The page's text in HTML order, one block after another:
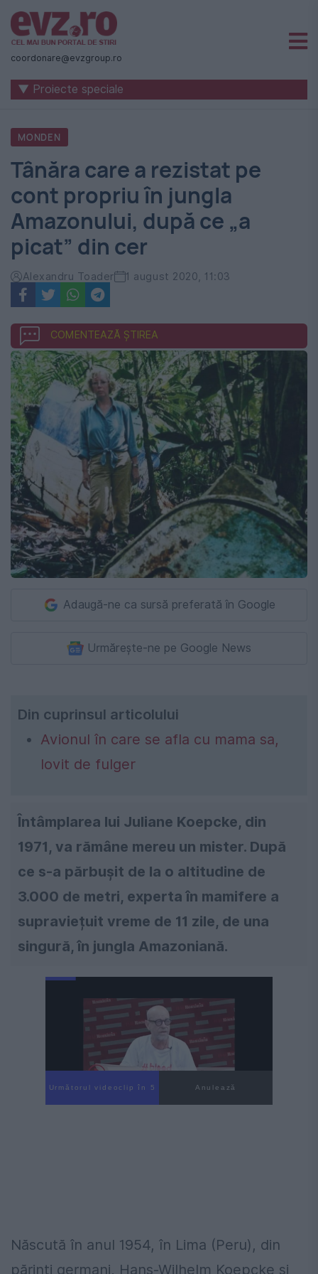
Știri
naționale
internaționale
România
Evenimentul
Zilei
coordonare@evzgroup.ro
▼ Proiecte speciale
MONDEN
Tânăra care a rezistat pe
cont propriu în jungla
Amazonului, după ce „a
picat” din cer
Alexandru Toader 1 august 2020, 11:03
COMENTEAZĂ ȘTIREA
Adaugă-ne ca sursă preferată în Google
Urmărește-ne pe Google News
Din cuprinsul articolului
Avionul în care se afla cu mama sa,
lovit de fulger
Întâmplarea lui Juliane Koepcke, din
1971, va rămâne mereu un mister. După
ce s-a părbușit de la o altitudine de
3.000 de metri, experta în mamifere a
supraviețuit vreme de 11 zile, de una
singură, în jungla Amazoniană.
Următorul videoclip în 4 Anulează
Născută în anul 1954, în Lima (Peru), din
părinți germani, Hans-Wilhelm Koepcke și